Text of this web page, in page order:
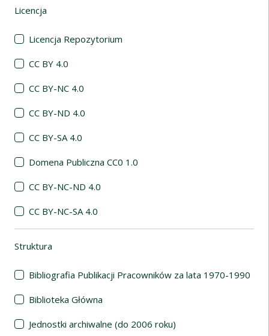
Licencja
Licencja Repozytorium
CC BY 4.0
CC BY-NC 4.0
CC BY-ND 4.0
CC BY-SA 4.0
Domena Publiczna CC0 1.0
CC BY-NC-ND 4.0
CC BY-NC-SA 4.0
Struktura
Bibliografia Publikacji Pracowników za lata 1970-1990
Biblioteka Główna
Jednostki archiwalne (do 2006 roku)